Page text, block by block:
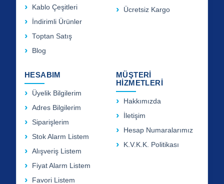
Kablo Çeşitleri
İndirimli Ürünler
Toptan Satış
Blog
Ücretsiz Kargo
HESABIM
Üyelik Bilgilerim
Adres Bilgilerim
Siparişlerim
Stok Alarm Listem
Alışveriş Listem
Fiyat Alarm Listem
Favori Listem
MÜŞTERİ
HİZMETLERİ
Hakkımızda
İletişim
Hesap Numaralarımız
K.V.K.K. Politikası